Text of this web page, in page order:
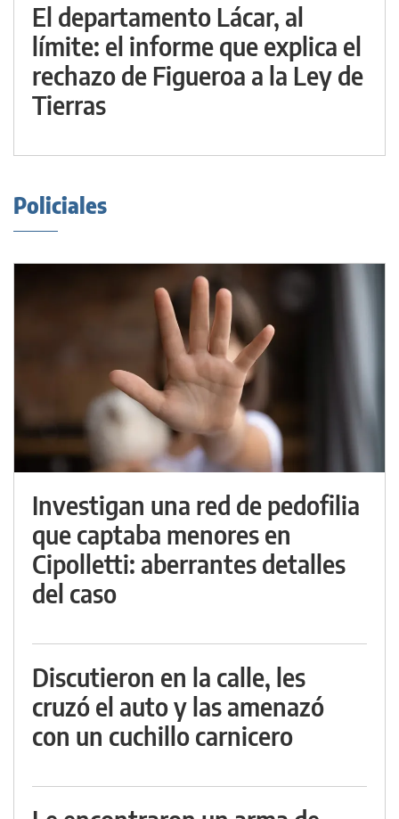
El departamento Lácar, al
límite: el informe que explica el
rechazo de Figueroa a la Ley de
Tierras
Policiales
Investigan una red de pedofilia
que captaba menores en
Cipolletti: aberrantes detalles
del caso
Discutieron en la calle, les
cruzó el auto y las amenazó
con un cuchillo carnicero